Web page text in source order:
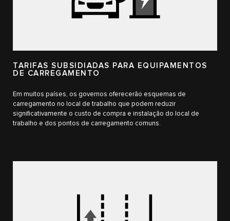
TARIFAS SUBSIDIADAS PARA EQUIPAMENTOS
DE CARREGAMENTO
Em muitos países, os governos oferecerão esquemas de
carregamento no local de trabalho que podem reduzir
significativamente o custo de compra e instalação do local de
trabalho e dos pontos de carregamento comuns.